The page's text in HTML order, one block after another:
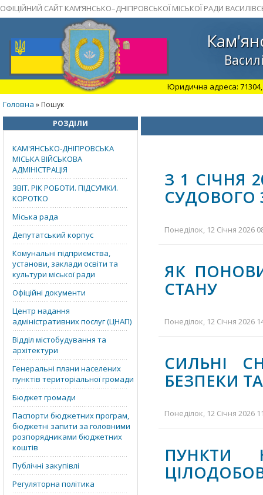
ОФІЦІЙНИЙ САЙТ КАМ’ЯНСЬКО–ДНІПРОВСЬКОЇ МІСЬКОЇ РАДИ
Юридична адреса: 71304,
Головна » Пошук
РОЗДІЛИ
КАМ'ЯНСЬКО-ДНІПРОВСЬКА
МІСЬКА ВІЙСЬКОВА
АДМІНІСТРАЦІЯ
ЗВІТ. РІК РОБОТИ. ПІДСУМКИ.
КОРОТКО
Міська рада
Депутатський корпус
Комунальні підприємства,
установи, заклади освіти та
культури міської ради
Офіційні документи
Центр надання
адміністративних послуг (ЦНАП)
Відділ містобудування та
архітектури
Генеральні плани населених
пунктів територіальної громади
Бюджет громади
Паспорти бюджетних програм,
бюджетні запити за головними
розпорядниками бюджетних
коштів
Публічні закупівлі
Регуляторна політика
З 1 СІЧНЯ
СУДОВОГО
Понеділок, 12 Січня 2026
ЯК
СТАНУ
Понеділок, 12 Січня 2026
СИЛЬНІ
БЕЗПЕКИ
Понеділок, 12 Січня 2026
ПУНКТИ